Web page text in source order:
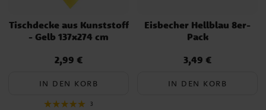
Tischdecke aus Kunststoff
- Gelb 137x274 cm
Preis:2,99 €
2,99 €
IN DEN KORB
3
Eisbecher Hellblau 8er-
Pack
Preis:3,49 €
3,49 €
IN DEN KORB